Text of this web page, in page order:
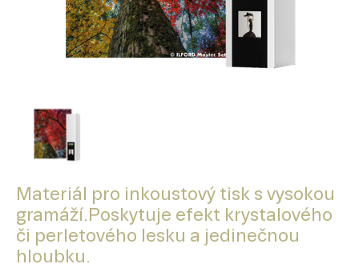
Materiál pro inkoustový tisk s vysokou
gramáží.Poskytuje efekt krystalového
či perletového lesku a jedinečnou
hloubku.